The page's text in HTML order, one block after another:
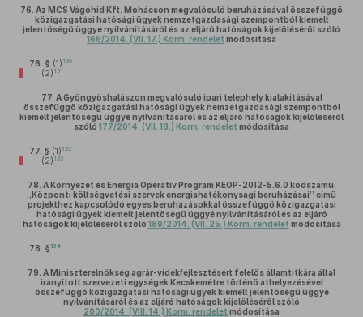
76. Az MCS Vágóhíd Kft. Mohácson megvalósuló beruházásával összefüggő
közigazgatási hatósági ügyek nemzetgazdasági szempontból kiemelt
jelentőségű üggyé nyilvánításáról és az eljáró hatóságok kijelöléséről szóló
166/2014. (VII. 17.) Korm. rendelet módosítása
76. § (1) 130
(2) 131
77. A Gyöngyöshalászon megvalósuló ipari telephely kialakításával
összefüggő közigazgatási hatósági ügyek nemzetgazdasági szempontból
kiemelt jelentőségű üggyé nyilvánításáról és az eljáró hatóságok kijelöléséről
szóló 177/2014. (VII. 18.) Korm. rendelet módosítása
77. § (1) 132
(2) 133
78. A Környezet és Energia Operatív Program KEOP-2012-5.6.0 kódszámú,
„Központi költségvetési szervek energiahatékonysági beruházásai” című
projekthez kapcsolódó egyes beruházásokkal összefüggő közigazgatási
hatósági ügyek kiemelt jelentőségű üggyé nyilvánításáról és az eljáró
hatóságok kijelöléséről szóló 189/2014. (VII. 25.) Korm. rendelet módosítása
78. § 134
79. A Miniszterelnökség agrár-vidékfejlesztésért felelős államtitkára által
irányított szervezeti egységek Kecskemétre történő áthelyezésével
összefüggő közigazgatási hatósági ügyek kiemelt jelentőségű üggyé
nyilvánításáról és az eljáró hatóságok kijelöléséről szóló
200/2014. (VIII. 14.) Korm. rendelet módosítása